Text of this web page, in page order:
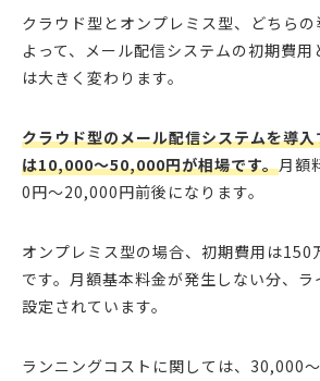
クラウド型とオンプレミス型、どちら
よって、メール配信システムの初期費用
は大きく変わります。
クラウド型のメール配信システムを導
は10,000～50,000円が相場です。月額
0円～20,000円前後になります。
オンプレミス型の場合、初期費用は150
です。月額基本料金が発生しない分、
設定されています。
ランニングコストに関しては、30,000